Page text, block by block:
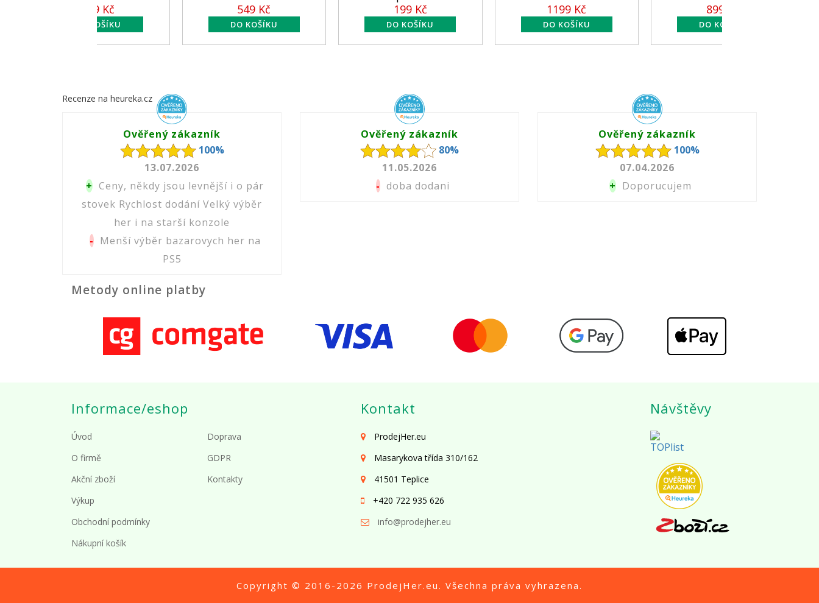
Recenze na heureka.cz
Ověřený zákazník
100%
13.07.2026
+ Ceny, někdy jsou levnější i o pár
stovek Rychlost dodání Velký výběr
her i na starší konzole
-Menší výběr bazarovych her na
PS5
Ověřený zákazník
80%
11.05.2026
-doba dodani
Ověřený zákazník
100%
07.04.2026
+Doporucujem
Metody online platby
Informace/eshop
Úvod
O firmě
Akční zboží
Výkup
Obchodní podmínky
Nákupní košík
Doprava
GDPR
Kontakty
Kontakt
ProdejHer.eu
Masarykova třída 310/162
41501 Teplice
+420 722 935 626
info@prodejher.eu
Návštěvy
Copyright © 2016-2026 ProdejHer.eu . Všechna práva vyhrazena.